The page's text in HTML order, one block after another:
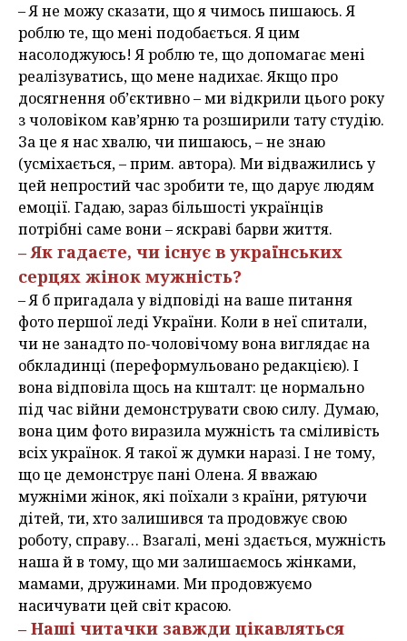
– Я не можу сказати, що я чимось пишаюсь. Я
роблю те, що мені подобається. Я цим
насолоджуюсь! Я роблю те, що допомагає мені
реалізуватись, що мене надихає. Якщо про
досягнення об’єктивно – ми відкрили цього року
з чоловіком кав’ярню та розширили тату студію.
За це я нас хвалю, чи пишаюсь, – не знаю
(усміхається, – прим. автора). Ми відважились у
цей непростий час зробити те, що дарує людям
емоції. Гадаю, зараз більшості українців
потрібні саме вони – яскраві барви життя.
– Як гадаєте, чи існує в українських
серцях жінок мужність?
– Я б пригадала у відповіді на ваше питання
фото першої леді України. Коли в неї спитали,
чи не занадто по-чоловічому вона виглядає на
обкладинці (переформульовано редакцією). І
вона відповіла щось на кшталт: це нормально
під час війни демонструвати свою силу. Думаю,
вона цим фото виразила мужність та сміливість
всіх українок. Я такої ж думки наразі. І не тому,
що це демонструє пані Олена. Я вважаю
мужніми жінок, які поїхали з країни, рятуючи
дітей, ти, хто залишився та продовжує свою
роботу, справу… Взагалі, мені здається, мужність
наша й в тому, що ми залишаємось жінками,
мамами, дружинами. Ми продовжуємо
насичувати цей світ красою.
– Наші читачки завжди цікавляться